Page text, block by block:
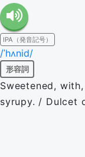
IPA（発音記号）
/ˈhʌnid/
形容詞
Sweetened,
syrupy. / Dulcet